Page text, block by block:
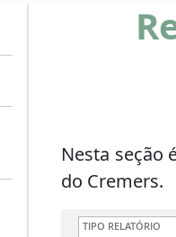
Nesta seção
do Cremers.